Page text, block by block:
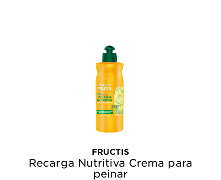
FRUCTIS
Recarga Nutritiva Crema para
peinar